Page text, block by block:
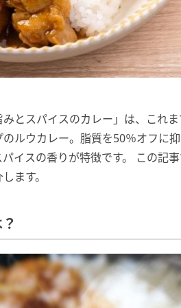
とスパイスのカレー」は、これ
ルウカレー。脂質を50％オフに
イスの香りが特徴です。 この記
ます。